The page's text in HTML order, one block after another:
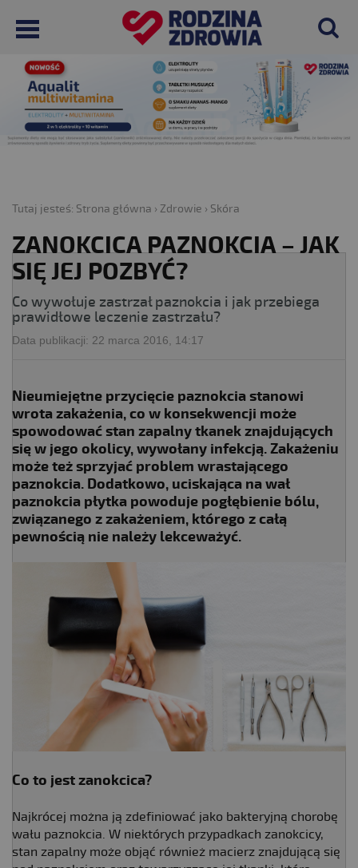
Tutaj jesteś: Strona główna › Zdrowie › Skóra
ZANOKCICA PAZNOKCIA – JAK
SIĘ JEJ POZBYĆ?
Co wywołuje zastrzał paznokcia i jak przebiega
prawidłowe leczenie zastrzału?
Data publikacji: 22 marca 2016, 14:17
Nieumiejętne przycięcie paznokcia stanowi
wrota zakażenia, co w konsekwencji może
spowodować stan zapalny tkanek znajdujących
się w jego okolicy, wywołany infekcją. Zakażeniu
może też sprzyjać problem wrastającego
paznokcia. Dodatkowo, uciskająca na wał
paznokcia płytka powoduje pogłębienie bólu,
związanego z zakażeniem, którego z całą
pewnością nie należy lekceważyć.
Co to jest zanokcica?
Najkrócej można ją zdefiniować jako bakteryjną chorobę
wału paznokcia. W niektórych przypadkach zanokcicy,
stan zapalny może objąć również macierz znajdującą się